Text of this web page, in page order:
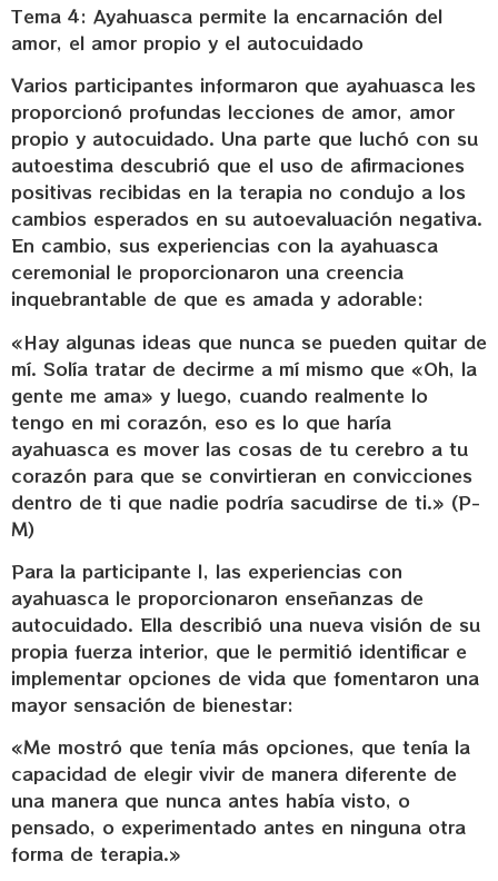
Tema 4: Ayahuasca permite la encarnación del
amor, el amor propio y el autocuidado
Varios participantes informaron que ayahuasca les
proporcionó profundas lecciones de amor, amor
propio y autocuidado. Una parte que luchó con su
autoestima descubrió que el uso de afirmaciones
positivas recibidas en la terapia no condujo a los
cambios esperados en su autoevaluación negativa.
En cambio, sus experiencias con la ayahuasca
ceremonial le proporcionaron una creencia
inquebrantable de que es amada y adorable:
«Hay algunas ideas que nunca se pueden quitar de
mí. Solía tratar de decirme a mí mismo que «Oh, la
gente me ama» y luego, cuando realmente lo
tengo en mi corazón, eso es lo que haría
ayahuasca es mover las cosas de tu cerebro a tu
corazón para que se convirtieran en convicciones
dentro de ti que nadie podría sacudirse de ti.» (P-
M)
Para la participante I, las experiencias con
ayahuasca le proporcionaron enseñanzas de
autocuidado. Ella describió una nueva visión de su
propia fuerza interior, que le permitió identificar e
implementar opciones de vida que fomentaron una
mayor sensación de bienestar:
«Me mostró que tenía más opciones, que tenía la
capacidad de elegir vivir de manera diferente de
una manera que nunca antes había visto, o
pensado, o experimentado antes en ninguna otra
forma de terapia.»